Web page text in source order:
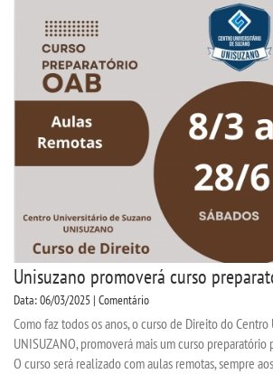
Unisuzano promoverá curso
Data: 06/03/2025 | Comentário
Como faz todos os anos, o curso de Direito do
UNISUZANO, promoverá mais um curso preparatório
O curso será realizado com aulas remotas, sempre